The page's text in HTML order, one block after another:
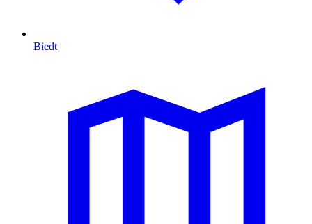
Biedt